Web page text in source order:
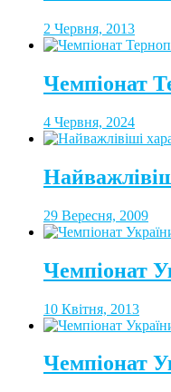
2 Червня, 2013
Чемпіонат
4 Червня, 2024
29 Вересня, 2009
Чемпіонат
10 Квітня, 2013
Чемпіонат